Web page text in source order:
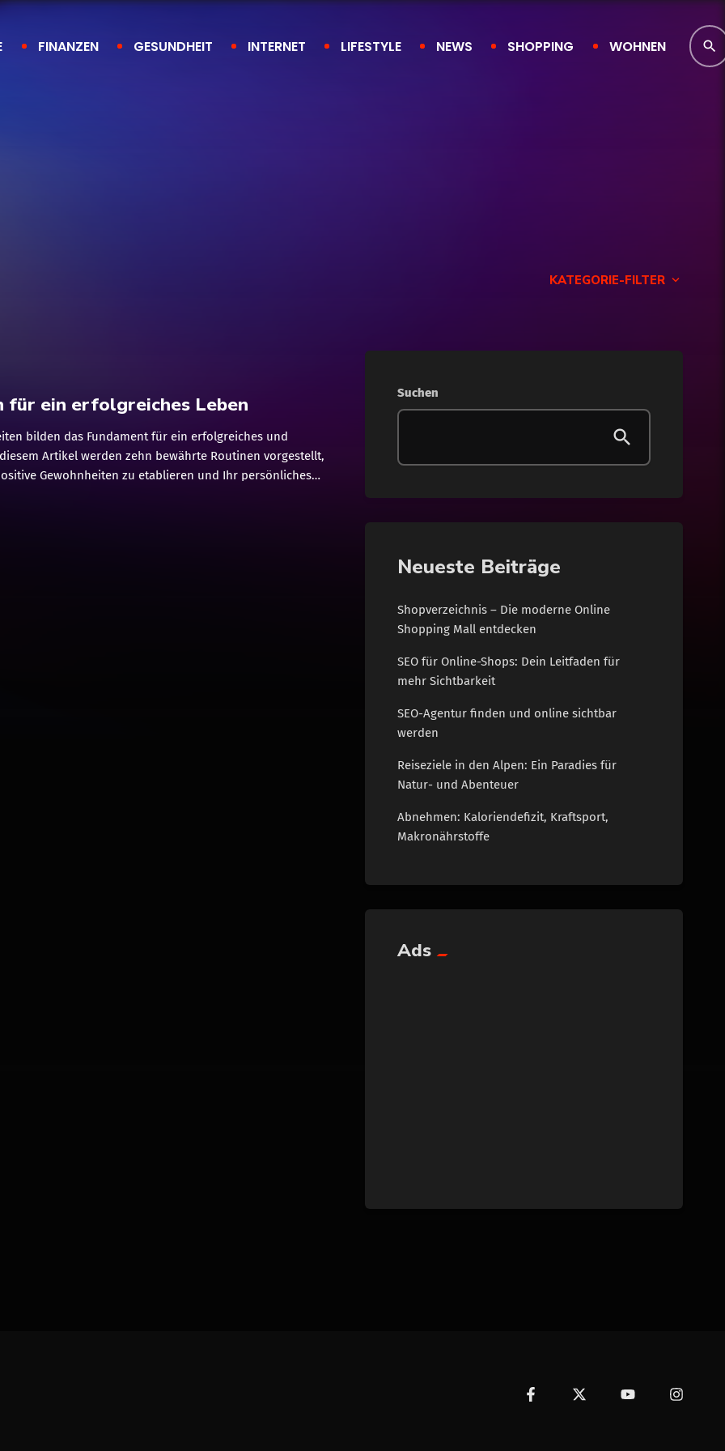
FINANZEN GESUNDHEIT INTERNET LIFESTYLE NEWS SHOPPING WOHNEN search
KATEGORIE-FILTER keyboard_arrow_down
Internet
Lifestyle
Shopping
Wohnen
für ein erfolgreiches Leben
bilden das Fundament für ein erfolgreiches und
Artikel werden zehn bewährte Routinen vorgestellt,
Gewohnheiten zu etablieren und Ihr persönliches
Suchen
Neueste Beiträge
Shopverzeichnis – Die moderne Online
Shopping Mall entdecken
SEO für Online-Shops: Dein Leitfaden für
mehr Sichtbarkeit
SEO-Agentur finden und online sichtbar
werden
Reiseziele in den Alpen: Ein Paradies für
Natur- und Abenteuer
Abnehmen: Kaloriendefizit, Kraftsport,
Makronährstoffe
Ads